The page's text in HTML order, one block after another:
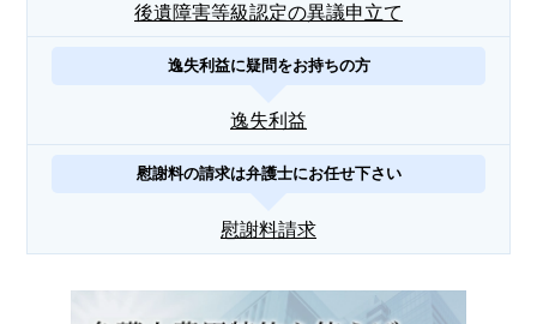
後遺障害等級認定の異議申立て
逸失利益に疑問をお持ちの方
逸失利益
慰謝料の請求は弁護士にお任せ下さい
慰謝料請求